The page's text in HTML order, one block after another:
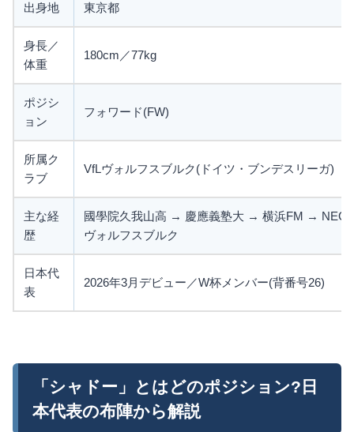
出身地 東京都
身長／
体重
180cm／77kg
ポジシ
ョン
フォワード(FW)
所属ク
ラブ
VfLヴォルフスブルク(ドイツ・ブンデスリーガ)
主な経
歴
國學院久我山高 → 慶應義塾大 → 横浜FM → NEC
ヴォルフスブルク
日本代
表
2026年3月デビュー／W杯メンバー(背番号26)
「シャドー」とはどのポジション?日
本代表の布陣から解説